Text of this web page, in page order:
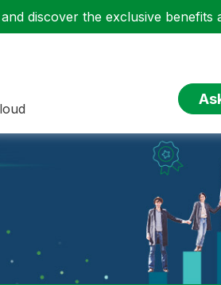
discover the exclusive benefits